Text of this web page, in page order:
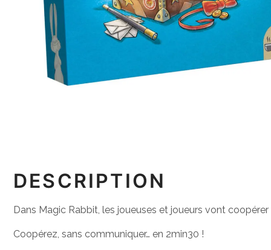
DESCRIPTION
Dans Magic Rabbit, les joueuses et joueurs vont
Coopérez, sans communiquer… en 2min30 !